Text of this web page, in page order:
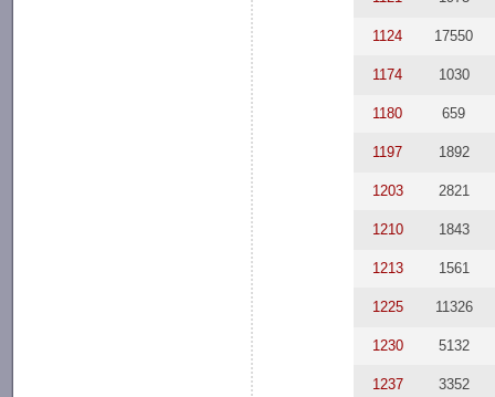
1124 17550
1174 1030
1180 659
1197 1892
1203 2821
1210 1843
1213 1561
1225 11326
1230 5132
1237 3352